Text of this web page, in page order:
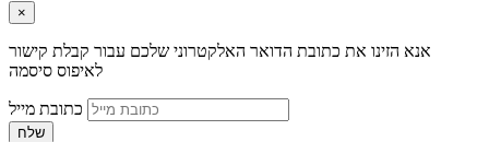
×
אנא הזינו את כתובת הדואר האלקטרוני שלכם עבור קבלת קישור
לאיפוס סיסמה
שלח